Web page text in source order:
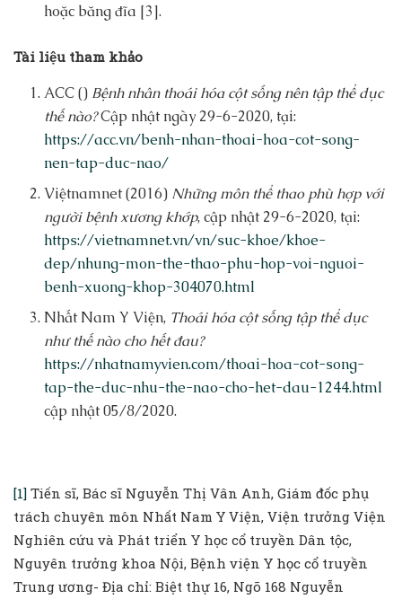
hoặc băng đĩa [3].
Tài liệu tham khảo
ACC () Bệnh nhân thoái hóa cột sống nên tập thể dục
thế nào?Cập nhật ngày 29-6-2020, tại:
https://acc.vn/benh-nhan-thoai-hoa-cot-song-
nen-tap-duc-nao/
Việtnamnet (2016) Những môn thể thao phù hợp với
người bệnh xương khớp, cập nhật 29-6-2020, tại:
https://vietnamnet.vn/vn/suc-khoe/khoe-
dep/nhung-mon-the-thao-phu-hop-voi-nguoi-
benh-xuong-khop-304070.html
Nhất Nam Y Viện, Thoái hóa cột sống tập thể dục
như thế nào cho hết đau?
https://nhatnamyvien.com/thoai-hoa-cot-song-
tap-the-duc-nhu-the-nao-cho-het-dau-1244.html
cập nhật 05/8/2020.
[1] Tiến sĩ, Bác sĩ Nguyễn Thị Vân Anh, Giám đốc phụ
trách chuyên môn Nhất Nam Y Viện, Viện trưởng Viện
Nghiên cứu và Phát triển Y học cổ truyền Dân tộc,
Nguyên trưởng khoa Nội, Bệnh viện Y học cổ truyền
Trung ương- Địa chỉ: Biệt thự 16, Ngõ 168 Nguyễn